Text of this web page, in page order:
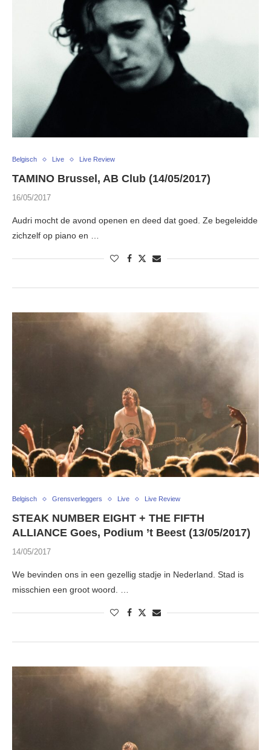
Belgisch Live Live Review
TAMINO Brussel, AB Club (14/05/2017)
16/05/2017
Audri mocht de avond openen en deed dat goed. Ze begeleidde
zichzelf op piano en …
Belgisch Grensverleggers Live Live Review
STEAK NUMBER EIGHT + THE FIFTH
ALLIANCE Goes, Podium ’t Beest (13/05/2017)
14/05/2017
We bevinden ons in een gezellig stadje in Nederland. Stad is
misschien een groot woord. …